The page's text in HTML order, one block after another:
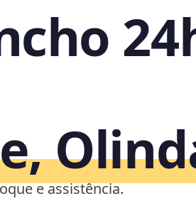
e assistência.